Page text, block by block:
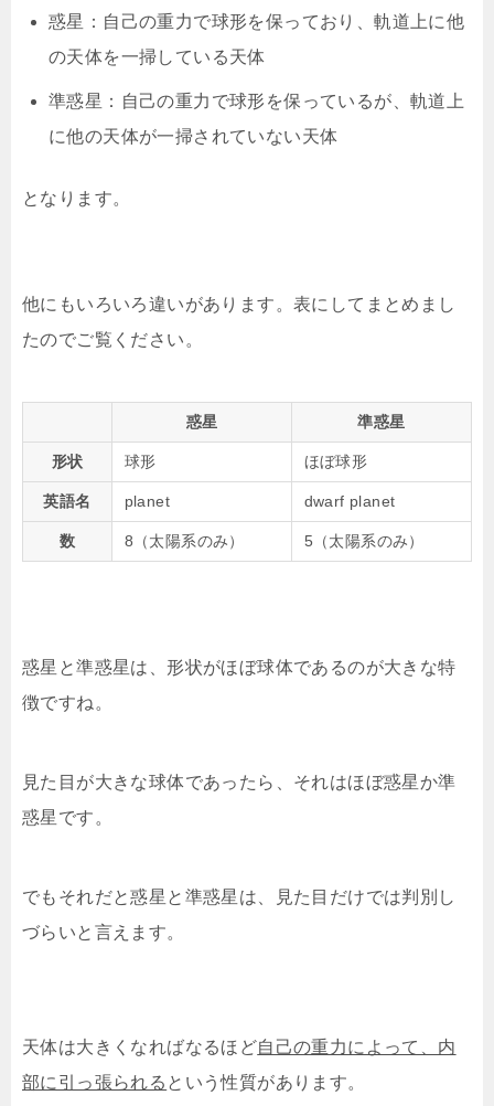
惑星：自己の重力で球形を保っており、軌道上に他
の天体を一掃している天体
準惑星：自己の重力で球形を保っているが、軌道上
に他の天体が一掃されていない天体
となります。
他にもいろいろ違いがあります。表にしてまとめまし
たのでご覧ください。
惑星 準惑星
形状 球形 ほぼ球形
英語名 planet dwarf planet
数 8（太陽系のみ） 5（太陽系のみ）
惑星と準惑星は、形状がほぼ球体であるのが大きな特
徴ですね。
見た目が大きな球体であったら、それはほぼ惑星か準
惑星です。
でもそれだと惑星と準惑星は、見た目だけでは判別し
づらいと言えます。
天体は大きくなればなるほど自己の重力によって、内
部に引っ張られる という性質があります。